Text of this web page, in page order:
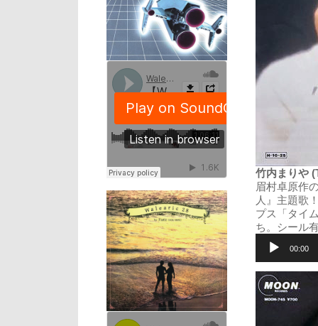
竹内まりや
眉村卓原作
人』主題歌
プス「タイ
ち。シール
プ
レ
ー
ヤ
00:00